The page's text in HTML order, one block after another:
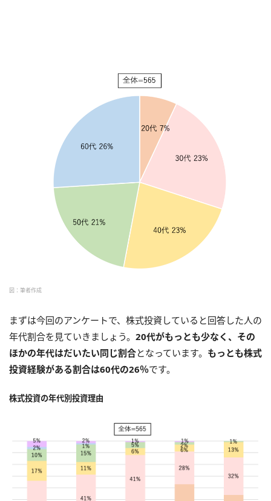
図：筆者作成
まずは今回のアンケートで、株式投資していると回答した人の
年代割合を見ていきましょう。 20代がもっとも少なく、その
ほかの年代はだいたい同じ割合となっています。 もっとも株式
投資経験がある割合は60代の26％です。
株式投資の年代別投資理由